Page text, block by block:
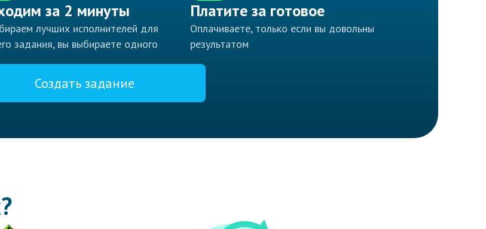
за 2 минуты
лучших исполнителей для
задания, вы выбираете одного
Платите за готовое
Оплачиваете, только если вы довольны
результатом
Создать задание